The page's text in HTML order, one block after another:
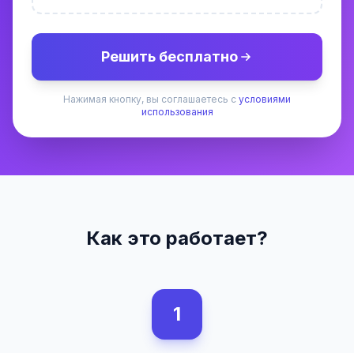
Решить бесплатно
Нажимая кнопку, вы соглашаетесь с условиями
использования
Как это работает?
1